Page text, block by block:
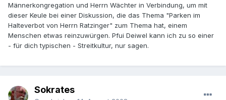
Männerkongregation und Herrn Wächter in Verbindung, um mit
dieser Keule bei einer Diskussion, die das Thema "Parken im
Halteverbot von Herrn Ratzinger" zum Thema hat, einem
Menschen etwas reinzuwürgen. Pfui Deiwel kann ich zu so einer
- für dich typischen - Streitkultur, nur sagen.
Sokrates